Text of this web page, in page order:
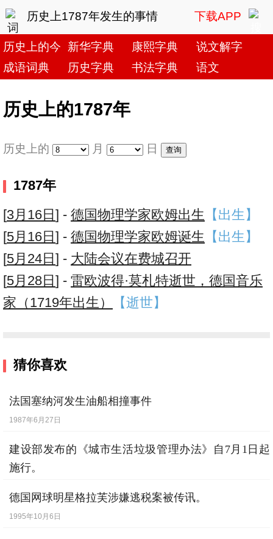
历史上1787年发生的事情 下载APP
历史上的今天新华字典 康熙字典
说文解字
成语词典
历史字典 书法字典 语文
历史上的1787年
历史上的 月 日
1787年
[3月16日 ] - 德国物理学家欧姆出生 【出生】
[5月16日 ] - 德国物理学家欧姆诞生 【出生】
[5月24日 ] - 大陆会议在费城召开
[5月28日 ] - 雷欧波得·莫札特逝世，德国音乐
家（1719年出生）
【逝世】
猜你喜欢
法国塞纳河发生油船相撞事件
1987年6月27日
建设部发布的《城市生活垃圾管理办法》自7月1日起
施行。
德国网球明星格拉芙涉嫌逃税案被传讯。
1995年10月6日